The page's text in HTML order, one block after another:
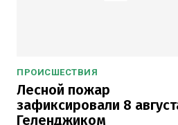
ПРОИСШЕСТВИЯ
Лесной пожар
зафиксировали 8
Геленджиком